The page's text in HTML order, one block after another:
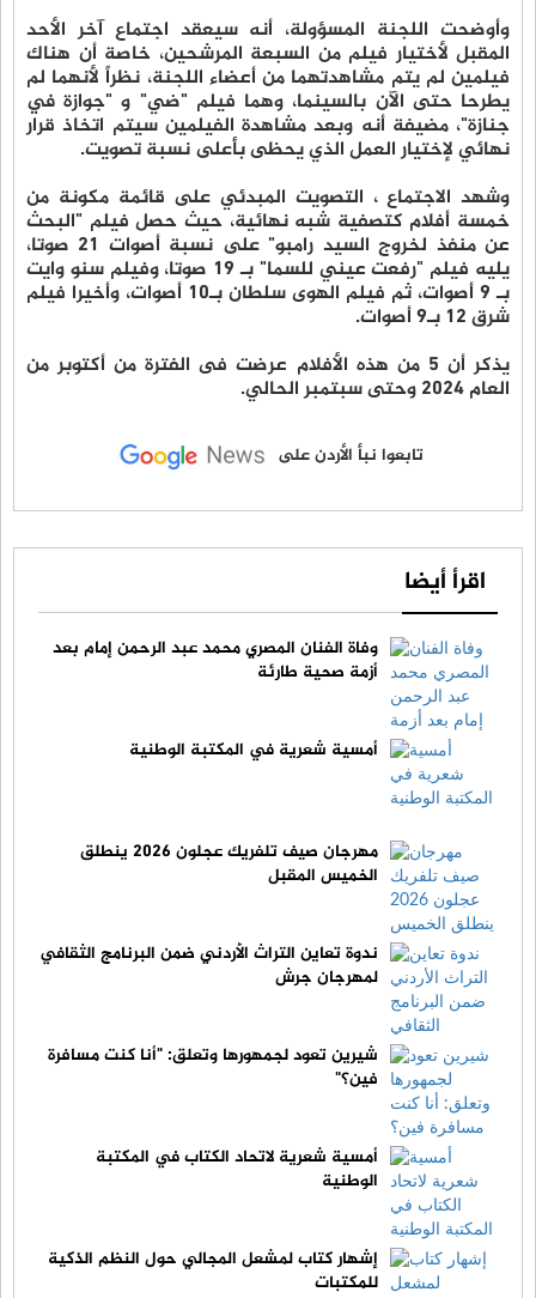
وأوضحت اللجنة المسؤولة، أنه سيعقد اجتماع آخر الأحد
المقبل لأختيار فيلم من السبعة المرشحين، خاصة أن هناك
فيلمين لم يتم مشاهدتهما من أعضاء اللجنة، نظراً لأنهما لم
يطرحا حتى الآن بالسينما، وهما فيلم "ضي" و "جوازة في
جنازة"، مضيفة أنه وبعد مشاهدة الفيلمين سيتم اتخاذ قرار
نهائي لإختيار العمل الذي يحظى بأعلى نسبة تصويت.
وشهد الاجتماع ، التصويت المبدئي على قائمة مكونة من
خمسة أفلام كتصفية شبه نهائية، حيث حصل فيلم "البحث
عن منفذ لخروج السيد رامبو" على نسبة أصوات 21 صوتا،
يليه فيلم "رفعت عيني للسما" بـ 19 صوتا، وفيلم سنو وايت
بـ 9 أصوات، ثم فيلم الهوى سلطان بـ10 أصوات، وأخيرا فيلم
شرق 12 بـ9 أصوات.
يذكر أن 5 من هذه الأفلام عرضت فى الفترة من أكتوبر من
العام 2024 وحتى سبتمبر الحالي.
تابعوا نبأ الأردن على
اقرأ أيضا
وفاة الفنان المصري محمد عبد الرحمن إمام بعد
أزمة صحية طارئة
أمسية شعرية في المكتبة الوطنية
مهرجان صيف تلفريك عجلون 2026 ينطلق
الخميس المقبل
ندوة تعاين التراث الأردني ضمن البرنامج الثقافي
لمهرجان جرش
شيرين تعود لجمهورها وتعلق: "أنا كنت مسافرة
فين؟"
أمسية شعرية لاتحاد الكتاب في المكتبة
الوطنية
إشهار كتاب لمشعل المجالي حول النظم الذكية
للمكتبات